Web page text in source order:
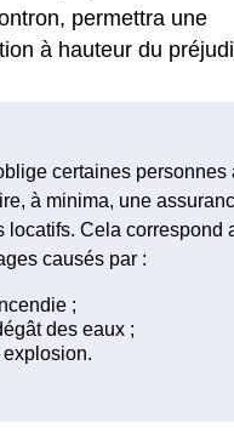
permettra une
à hauteur du
certaines personnes
à minima, une
locatifs. Cela correspond
causés par :